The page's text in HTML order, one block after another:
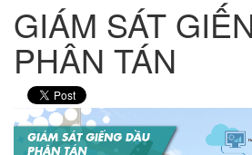
GIÁM SÁT
PHÂN TÁN